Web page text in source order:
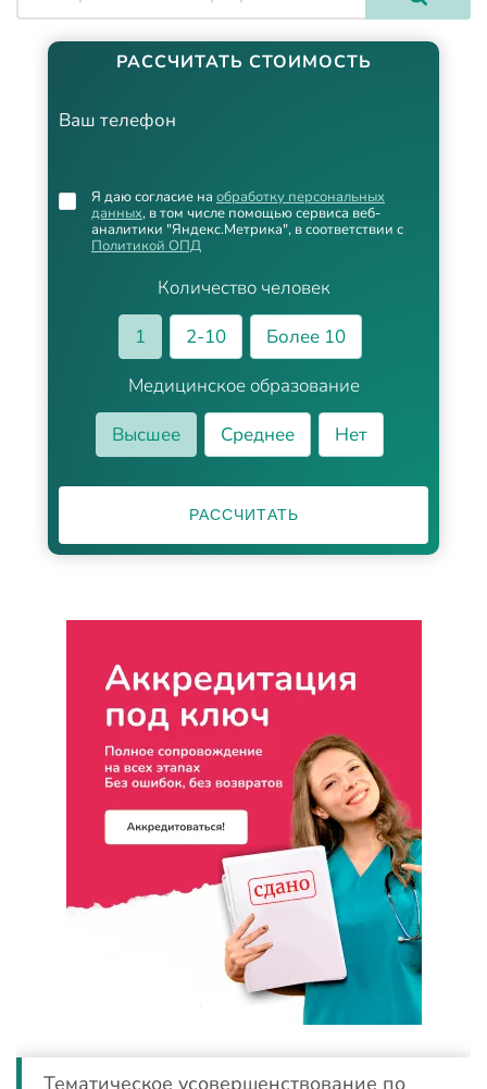
РАССЧИТАТЬ СТОИМОСТЬ
Ваш телефон
Количество человек
1
2-10
Более 10
Медицинское образование
Высшее
Среднее Нет
Я даю согласие на обработку персональных
данных, в том числе помощью сервиса веб-
аналитики "Яндекс.Метрика", в соответствии с
Политикой ОПД
РАССЧИТАТЬ
Тематическое усовершенствование по